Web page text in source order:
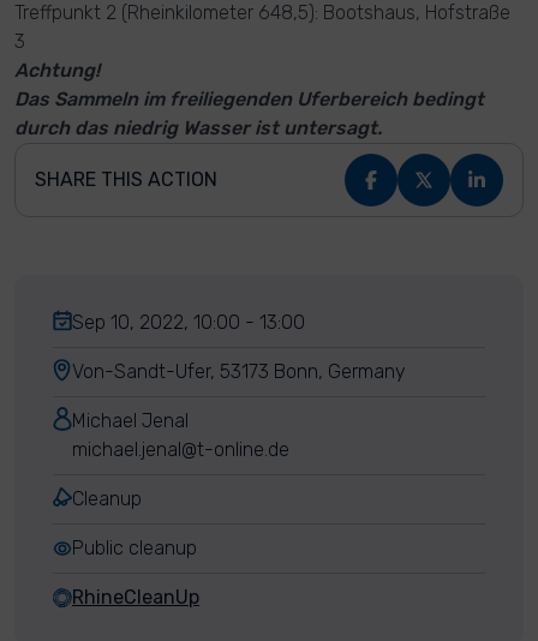
Treffpunkt 2 (Rheinkilometer 648,5): Bootshaus, Hofstraße
3
Achtung!
Das Sammeln im freiliegenden Uferbereich bedingt
durch das niedrig Wasser ist untersagt.
SHARE THIS ACTION
Sep 10, 2022, 10:00 - 13:00
Von-Sandt-Ufer, 53173 Bonn, Germany
Michael Jenal
michael.jenal@t-online.de
Cleanup
Public cleanup
RhineCleanUp